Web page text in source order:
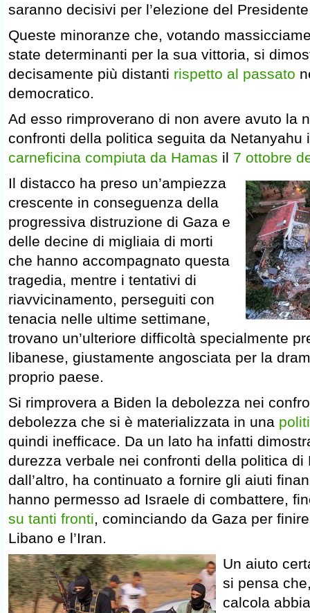
saranno decisivi per l’elezione del
Queste minoranze che, votando
state determinanti per la sua vittoria, si
decisamente più distanti rispetto al passato
democratico.
Ad esso rimproverano di non avere avuto la
confronti della politica seguita da Netanyahu
carneficina compiuta da Hamas il 7 ottobre
Il distacco ha preso un’ampiezza
crescente in conseguenza della
progressiva distruzione di Gaza e
delle decine di migliaia di morti
che hanno accompagnato questa
tragedia, mentre i tentativi di
riavvicinamento, perseguiti con
tenacia nelle ultime settimane,
trovano un’ulteriore difficoltà specialmente
libanese, giustamente angosciata per la
proprio paese.
Si rimprovera a Biden la debolezza nei
debolezza che si è materializzata in una
quindi inefficace. Da un lato ha infatti
durezza verbale nei confronti della politica di
dall’altro, ha continuato a fornire gli aiuti
hanno permesso ad Israele di combattere,
su tanti fronti, cominciando da Gaza per
Libano e l’Iran.
Un aiuto
si pensa
calcola